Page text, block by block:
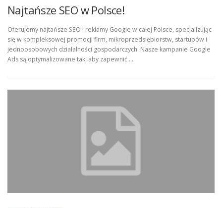
Najtańsze SEO w Polsce!
Oferujemy najtańsze SEO i reklamy Google w całej Polsce, specjalizując
się w kompleksowej promocji firm, mikroprzedsiębiorstw, startupów i
jednoosobowych działalności gospodarczych. Nasze kampanie Google
Ads są optymalizowane tak, aby zapewnić …